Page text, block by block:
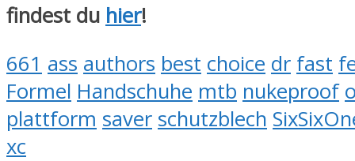
findest du hier!
661 ass authors best choice dr fast
Formel Handschuhe mtb nukeproof
plattform saver schutzblech
xc